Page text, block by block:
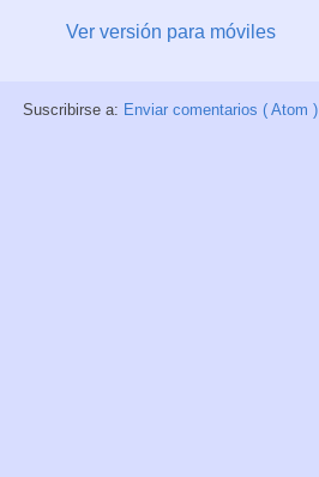
Ver versión para móviles
Suscribirse a: Enviar comentarios ( Atom )